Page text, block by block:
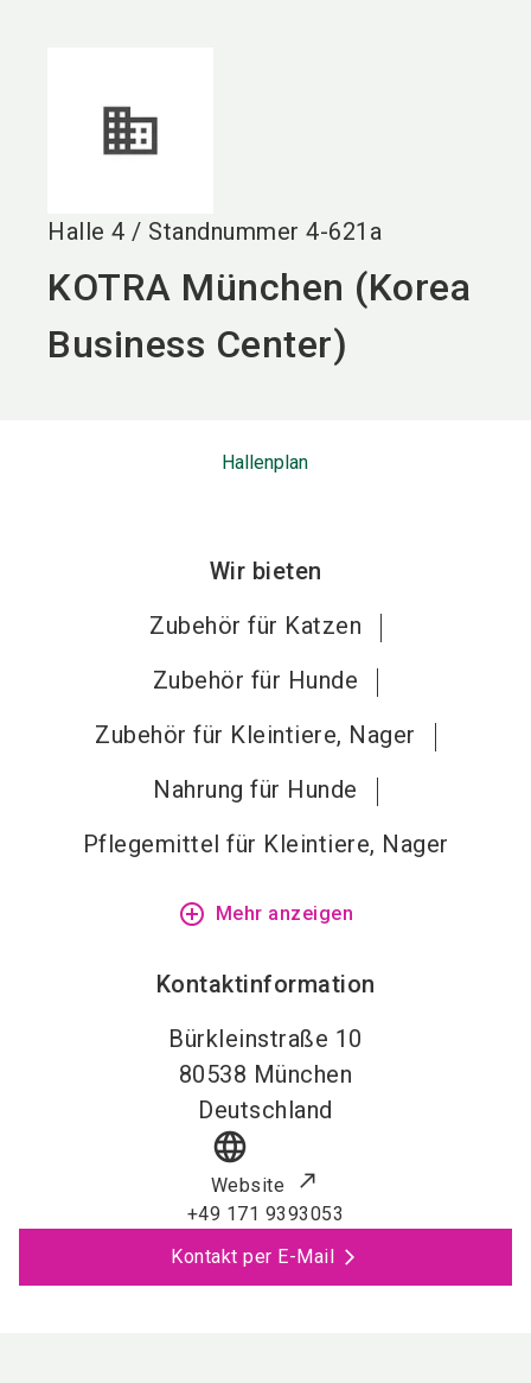
Halle 4 / Standnummer 4-621a
KOTRA München (Korea
Business Center)
Hallenplan
Wir bieten
Zubehör für Katzen
Zubehör für Hunde
Zubehör für Kleintiere, Nager
Nahrung für Hunde
Pflegemittel für Kleintiere, Nager
add_circle_outline Mehr anzeigen
Kontaktinformation
Bürkleinstraße 10
80538 München
Deutschland
language
Website
+49 171 9393053
Kontakt per E-Mail